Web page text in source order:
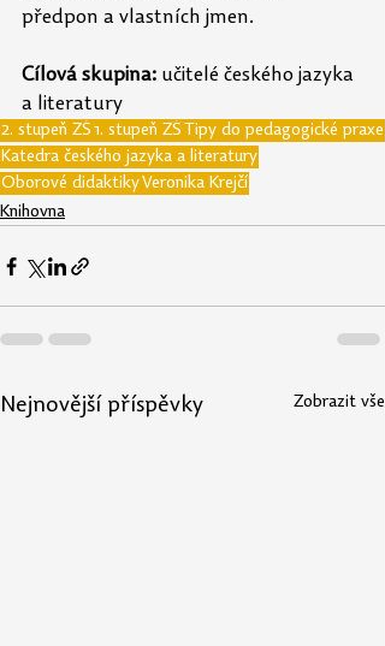
předpon a vlastních jmen.
Cílová skupina: učitelé českého jazyka
a literatury
2. stupeň ZŠ 1. stupeň ZŠ Tipy do pedagogické praxe
Katedra českého jazyka a literatury
Oborové didaktikyVeronika Krejčí
Knihovna
Nejnovější příspěvky Zobrazit vše